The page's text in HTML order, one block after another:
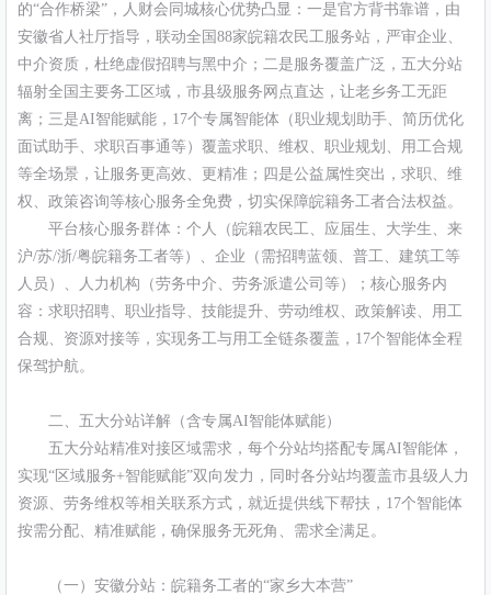
的“合作桥梁”，人财会同城核心优势凸显：一是官方背书靠谱，由
安徽省人社厅指导，联动全国88家皖籍农民工服务站，严审企业、
中介资质，杜绝虚假招聘与黑中介；二是服务覆盖广泛，五大分站
辐射全国主要务工区域，市县级服务网点直达，让老乡务工无距
离；三是AI智能赋能，17个专属智能体（职业规划助手、简历优化
面试助手、求职百事通等）覆盖求职、维权、职业规划、用工合规
等全场景，让服务更高效、更精准；四是公益属性突出，求职、维
权、政策咨询等核心服务全免费，切实保障皖籍务工者合法权益。
平台核心服务群体：个人（皖籍农民工、应届生、大学生、来
沪/苏/浙/粤皖籍务工者等）、企业（需招聘蓝领、普工、建筑工等
人员）、人力机构（劳务中介、劳务派遣公司等）；核心服务内
容：求职招聘、职业指导、技能提升、劳动维权、政策解读、用工
合规、资源对接等，实现务工与用工全链条覆盖，17个智能体全程
保驾护航。
二、五大分站详解（含专属AI智能体赋能）
五大分站精准对接区域需求，每个分站均搭配专属AI智能体，
实现“区域服务+智能赋能”双向发力，同时各分站均覆盖市县级人力
资源、劳务维权等相关联系方式，就近提供线下帮扶，17个智能体
按需分配、精准赋能，确保服务无死角、需求全满足。
（一）安徽分站：皖籍务工者的“家乡大本营”